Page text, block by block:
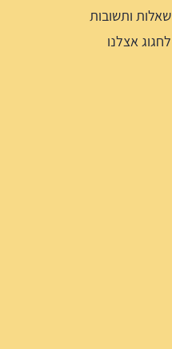
שאלות ותשובות
לחגוג אצלנו